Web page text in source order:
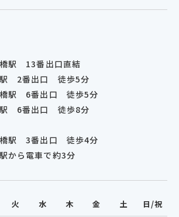
駅 13番出口直結
2番出口 徒歩5分
駅 6番出口 徒歩5分
6番出口 徒歩8分
駅 3番出口 徒歩4分
から電車で約3分
火 水 木 金 土 日/祝